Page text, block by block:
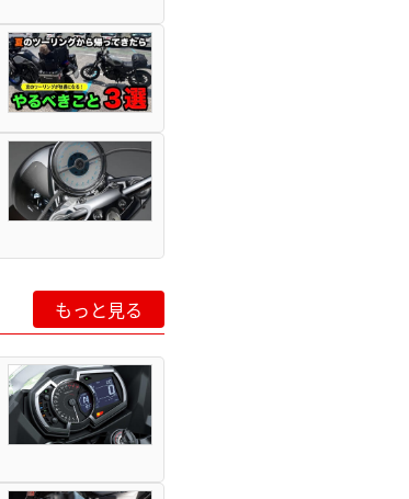
もっと見る